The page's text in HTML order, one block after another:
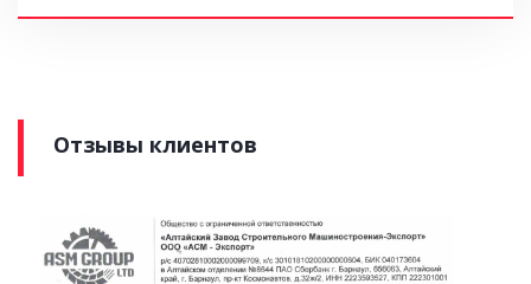
Отзывы клиентов